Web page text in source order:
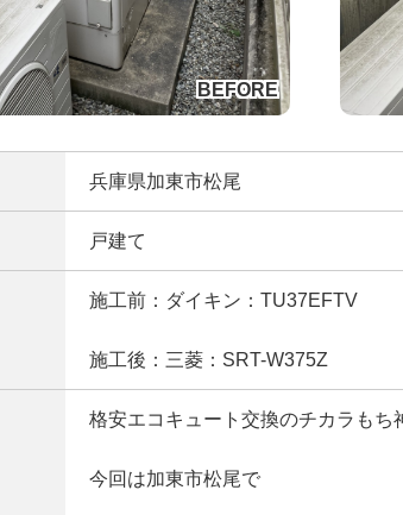
兵庫県加東市松尾
戸建て
施工前：ダイキン：TU37EFTV
施工後：三菱：SRT-W375Z
格安エコキュート交換のチカラもち
今回は加東市松尾で